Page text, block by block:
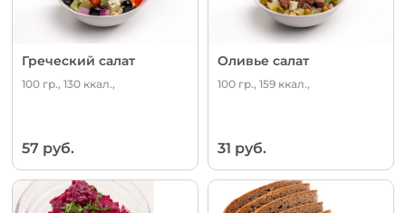
Греческий салат
100 гр., 130 ккал.,
57 руб.
Оливье салат
100 гр., 159 ккал.,
31 руб.